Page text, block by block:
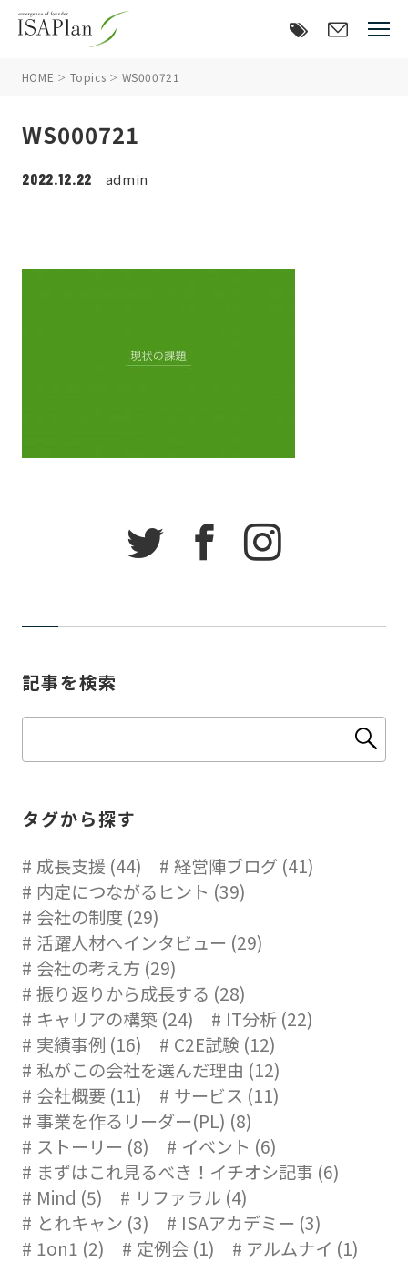
HOME Topics WS000721
WS000721
2022.12.22 admin
記事を検索
タグから探す
成長支援 (44)
経営陣ブログ (41)
内定につながるヒント (39)
会社の制度 (29)
活躍人材へインタビュー (29)
会社の考え方 (29)
振り返りから成長する (28)
キャリアの構築 (24)
IT分析 (22)
実績事例 (16)
C2E試験 (12)
私がこの会社を選んだ理由 (12)
会社概要 (11)
サービス (11)
事業を作るリーダー(PL) (8)
ストーリー (8)
イベント (6)
まずはこれ見るべき！イチオシ記事 (6)
Mind (5)
リファラル (4)
とれキャン (3)
ISAアカデミー (3)
1on1 (2)
定例会 (1) アルムナイ (1)